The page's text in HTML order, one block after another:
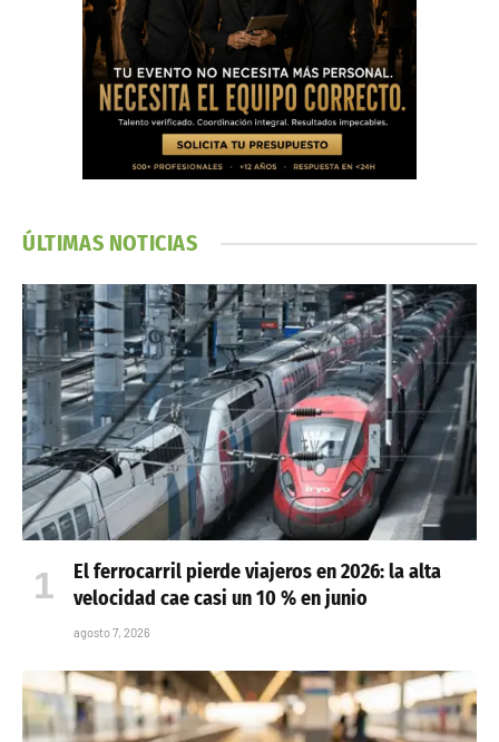
ÚLTIMAS NOTICIAS
El ferrocarril pierde viajeros en 2026: la alta
velocidad cae casi un 10 % en junio
agosto 7, 2026